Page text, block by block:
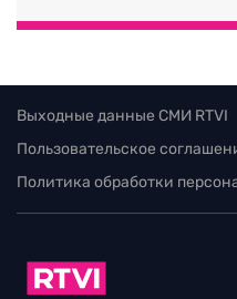
Выходные данные СМИ RTVI
Пользовательское
Политика обработки